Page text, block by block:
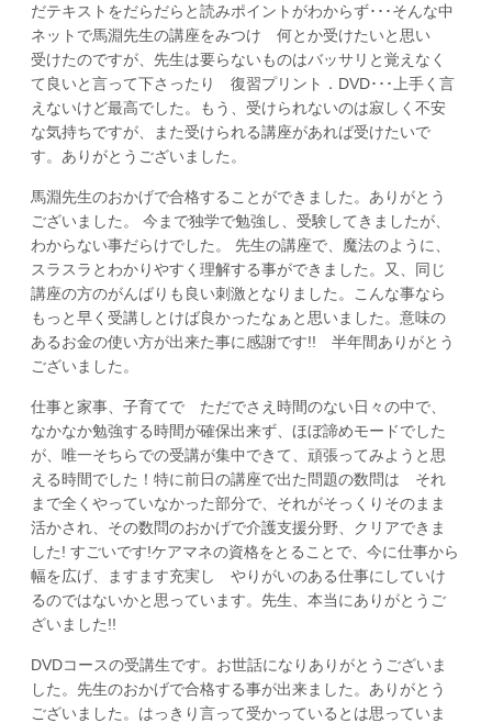
だテキストをだらだらと読みポイントがわからず･･･そんな中
ネットで馬淵先生の講座をみつけ 何とか受けたいと思い
受けたのですが、先生は要らないものはバッサリと覚えなく
て良いと言って下さったり 復習プリント．DVD･･･上手く言
えないけど最高でした。もう、受けられないのは寂しく不安
な気持ちですが、また受けられる講座があれば受けたいで
す。ありがとうございました。
馬淵先生のおかげで合格することができました。ありがとう
ございました。 今まで独学で勉強し、受験してきましたが、
わからない事だらけでした。 先生の講座で、魔法のように、
スラスラとわかりやすく理解する事ができました。又、同じ
講座の方のがんばりも良い刺激となりました。こんな事なら
もっと早く受講しとけば良かったなぁと思いました。意味の
あるお金の使い方が出来た事に感謝です!! 半年間ありがとう
ございました。
仕事と家事、子育てで ただでさえ時間のない日々の中で、
なかなか勉強する時間が確保出来ず、ほぼ諦めモードでした
が、唯一そちらでの受講が集中できて、頑張ってみようと思
える時間でした！特に前日の講座で出た問題の数問は それ
まで全くやっていなかった部分で、それがそっくりそのまま
活かされ、その数問のおかげで介護支援分野、クリアできま
した! すごいです!ケアマネの資格をとることで、今に仕事から
幅を広げ、ますます充実し やりがいのある仕事にしていけ
るのではないかと思っています。先生、本当にありがとうご
ざいました!!
DVDコースの受講生です。お世話になりありがとうございま
した。先生のおかげで合格する事が出来ました。ありがとう
ございました。はっきり言って受かっているとは思っていま